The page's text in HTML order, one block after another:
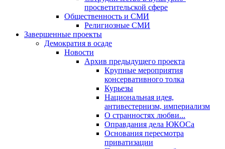
просветительской сфере
Общественность и СМИ
Религиозные СМИ
Завершенные проекты
Демократия в осаде
Новости
Архив предыдущего проекта
Крупные мероприятия
консервативного толка
Курьезы
Национальная идея,
антивестернизм, империализм
О странностях любви...
Оправдания дела ЮКОСа
Основания пересмотра
приватизации